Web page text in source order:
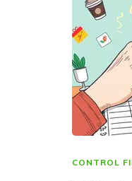
CONTROL